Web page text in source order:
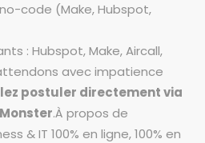
code (Make, Hubspot,
: Hubspot, Make, Aircall,
avec impatience
postuler directement via
.À propos de
& IT 100% en ligne, 100% en